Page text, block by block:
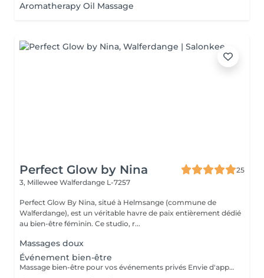
Aromatherapy Oil Massage
Perfect Glow by Nina
25
3, Millewee Walferdange L-7257
Perfect Glow By Nina, situé à Helmsange (commune de
Walferdange), est un véritable havre de paix entièrement dédié
au bien-être féminin. Ce studio, r...
Massages doux
Événement bien-être
Massage bien-être pour vos événements privés Envie d'apporter une touche de détente et d'originalité à votre événement ? Je propose des séances de massage bien-être lors de vos événements privés, dans une ambiance conviviale et relaxante. Idéal pour : Enterrement de vie de jeune fille (EVJF) Anniversaire Baby shower Journée entre amies Brunch bien-être Soirée privée Événement d'entreprise ou journée bien-être Toute autre occasion spéciale Chaque prestation est adaptée à votre événement et à vos envies, afin d'offrir à vos invités un véritable moment de relaxation. Pour connaître les formules disponibles, les tarifs ou obtenir un devis personnalisé, n'hésitez pas à me contacter.